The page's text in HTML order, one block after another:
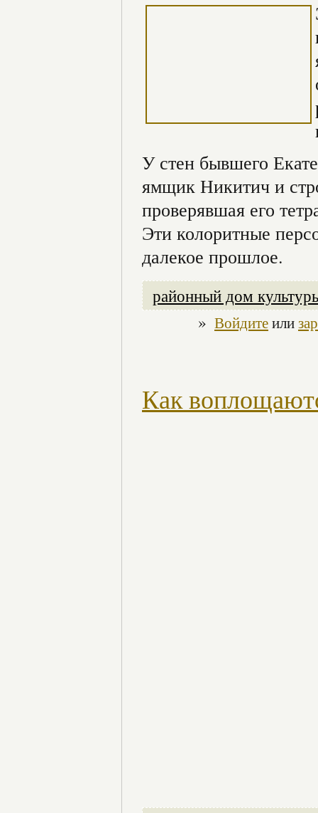
У стен бывшего
ямщик Никитич и
проверявшая его
Эти колоритные
далекое прошлое.
районный дом
» Войдитеили
Как